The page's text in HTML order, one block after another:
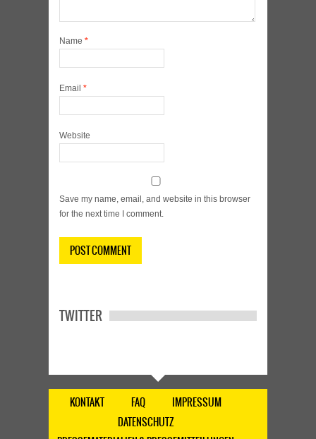
Name *
Email *
Website
Save my name, email, and website in this browser
for the next time I comment.
TWITTER
KONTAKT FAQ
IMPRESSUM
DATENSCHUTZ